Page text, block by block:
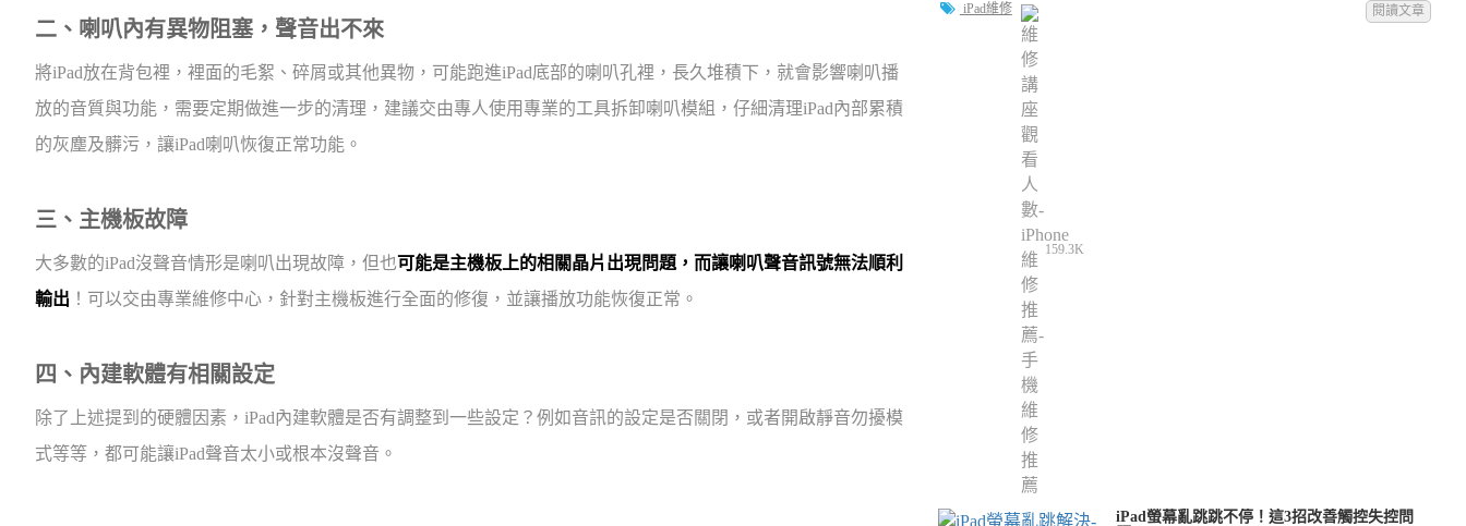
二、喇叭內有異物阻塞，聲音出不來
將iPad放在背包裡，裡面的毛絮、碎屑或其他異物，可能跑進iPad底部的喇叭孔裡，長久堆積下，就會影響喇叭播
放的音質與功能，需要定期做進一步的清理，建議交由專人使用專業的工具拆卸喇叭模組，仔細清理iPad內部累積
的灰塵及髒污，讓iPad喇叭恢復正常功能。
三、主機板故障
大多數的iPad沒聲音情形是喇叭出現故障，但也可能是主機板上的相關晶片出現問題，而讓喇叭聲音訊號無法順利
輸出 ！可以交由專業維修中心，針對主機板進行全面的修復，並讓播放功能恢復正常。
四、內建軟體有相關設定
除了上述提到的硬體因素，iPad內建軟體是否有調整到一些設定？例如音訊的設定是否關閉，或者開啟靜音勿擾模
式等等，都可能讓iPad聲音太小或根本沒聲音。
iPad維修
159.3K
閱讀文章
iPad螢幕亂跳跳不停！這3招改善觸控失控問